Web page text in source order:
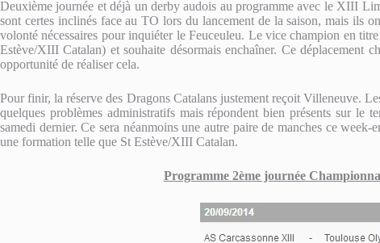
Deuxième journée et déjà un derby audois au programme avec le XIII
sont certes inclinés face au TO lors du lancement de la saison, mais ils
volonté nécessaires pour inquiéter le Feuceuleu. Le vice champion en
Estève/XIII Catalan) et souhaite désormais enchaîner. Ce déplacement
opportunité de réaliser cela.
Pour finir, la réserve des Dragons Catalans justement reçoit Villeneuve.
quelques problèmes administratifs mais répondent bien présents sur le
samedi dernier. Ce sera néanmoins une autre paire de manches ce week-
une formation telle que St Estève/XIII Catalan.
Programme 2ème journée